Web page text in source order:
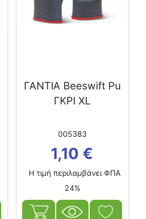
ΓΑΝΤΙΑ Beeswift Pu
ΓΚΡΙ XL
005383
1,10 €
Η τιμή περιλαμβάνει ΦΠΑ
24%